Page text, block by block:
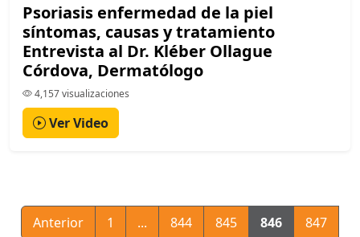
Psoriasis enfermedad de la piel
síntomas, causas y tratamiento
Entrevista al Dr. Kléber Ollague
Córdova, Dermatólogo
4,157 visualizaciones
Ver Video
Anterior 1 ... 844 845 846
847